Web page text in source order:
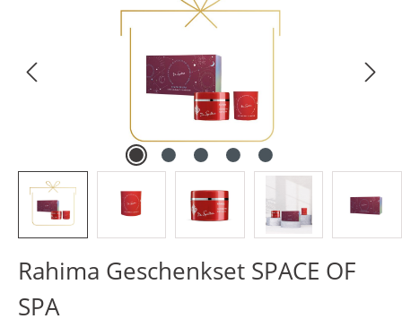
Rahima Geschenkset SPACE OF
SPA